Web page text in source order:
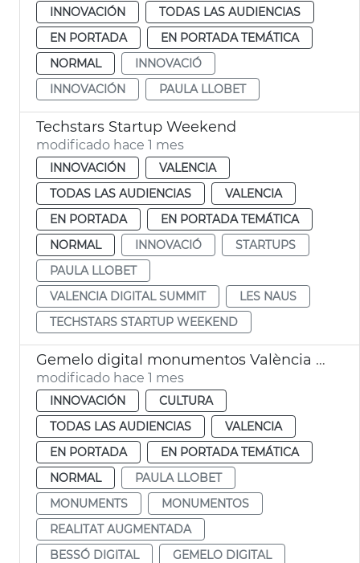
INNOVACIÓN
TODAS LAS AUDIENCIAS
EN PORTADA
EN PORTADA TEMÁTICA
NORMAL
INNOVACIÓ
INNOVACIÓN
PAULA LLOBET
Techstars Startup Weekend
modificado hace 1 mes
INNOVACIÓN
VALENCIA
TODAS LAS AUDIENCIAS
VALENCIA
EN PORTADA
EN PORTADA TEMÁTICA
NORMAL
INNOVACIÓ
STARTUPS
PAULA LLOBET
VALENCIA DIGITAL SUMMIT
LES NAUS
TECHSTARS STARTUP WEEKEND
Gemelo digital monumentos València móvil realidad aumentada
modificado hace 1 mes
INNOVACIÓN
CULTURA
TODAS LAS AUDIENCIAS
VALENCIA
EN PORTADA
EN PORTADA TEMÁTICA
NORMAL
PAULA LLOBET
MONUMENTS
MONUMENTOS
REALITAT AUGMENTADA
BESSÓ DIGITAL
GEMELO DIGITAL